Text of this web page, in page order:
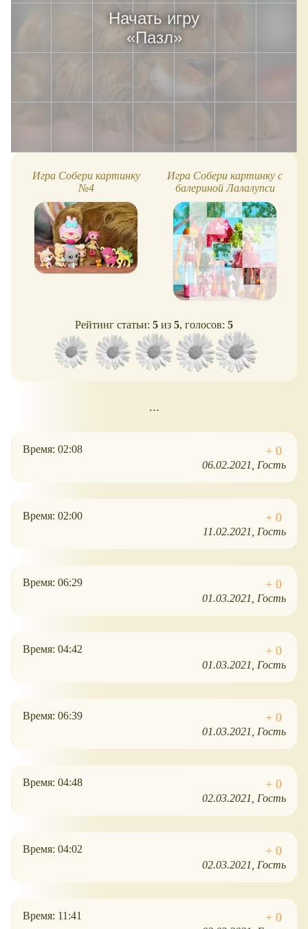
Начать игру
«Пазл»
Игра Собери картинку
№4
Игра Собери картинку с
балериной Лалалупси
Рейтинг статьи: 5 из 5, голосов: 5
...
Время: 02:08
06.02.2021
Гость
Время: 02:00
11.02.2021
Гость
Время: 06:29
01.03.2021
Гость
Время: 04:42
01.03.2021
Гость
Время: 06:39
01.03.2021
Гость
Время: 04:48
02.03.2021
Гость
Время: 04:02
02.03.2021
Гость
Время: 11:41